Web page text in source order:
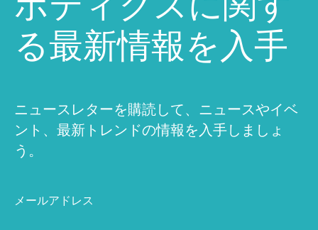
る最新情報を入手
ニュースレターを購読して、ニュースやイベ
ント、最新トレンドの情報を入手しましょ
う。
メールアドレス